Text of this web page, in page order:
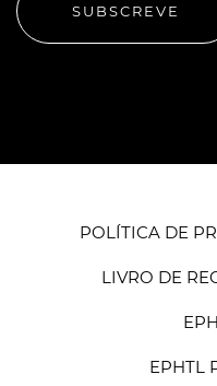
SUBSCREVE
POLÍTICA DE
LIVRO DE
EPHTL